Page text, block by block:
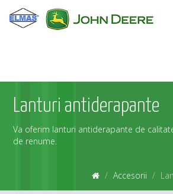
Lanturi antiderapante
Va oferim lanturi antiderapante de
de renume.
Accesorii